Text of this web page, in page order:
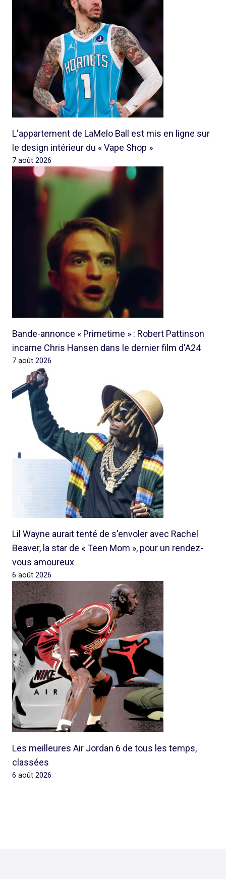
L'appartement de LaMelo Ball est mis en ligne sur
le design intérieur du « Vape Shop »
7 août 2026
Bande-annonce « Primetime » : Robert Pattinson
incarne Chris Hansen dans le dernier film d'A24
7 août 2026
Lil Wayne aurait tenté de s'envoler avec Rachel
Beaver, la star de « Teen Mom », pour un rendez-
vous amoureux
6 août 2026
Les meilleures Air Jordan 6 de tous les temps,
classées
6 août 2026